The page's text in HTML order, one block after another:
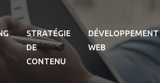
STRATÉGIE
DE
CONTENU
DÉVELOPPEMENT
WEB